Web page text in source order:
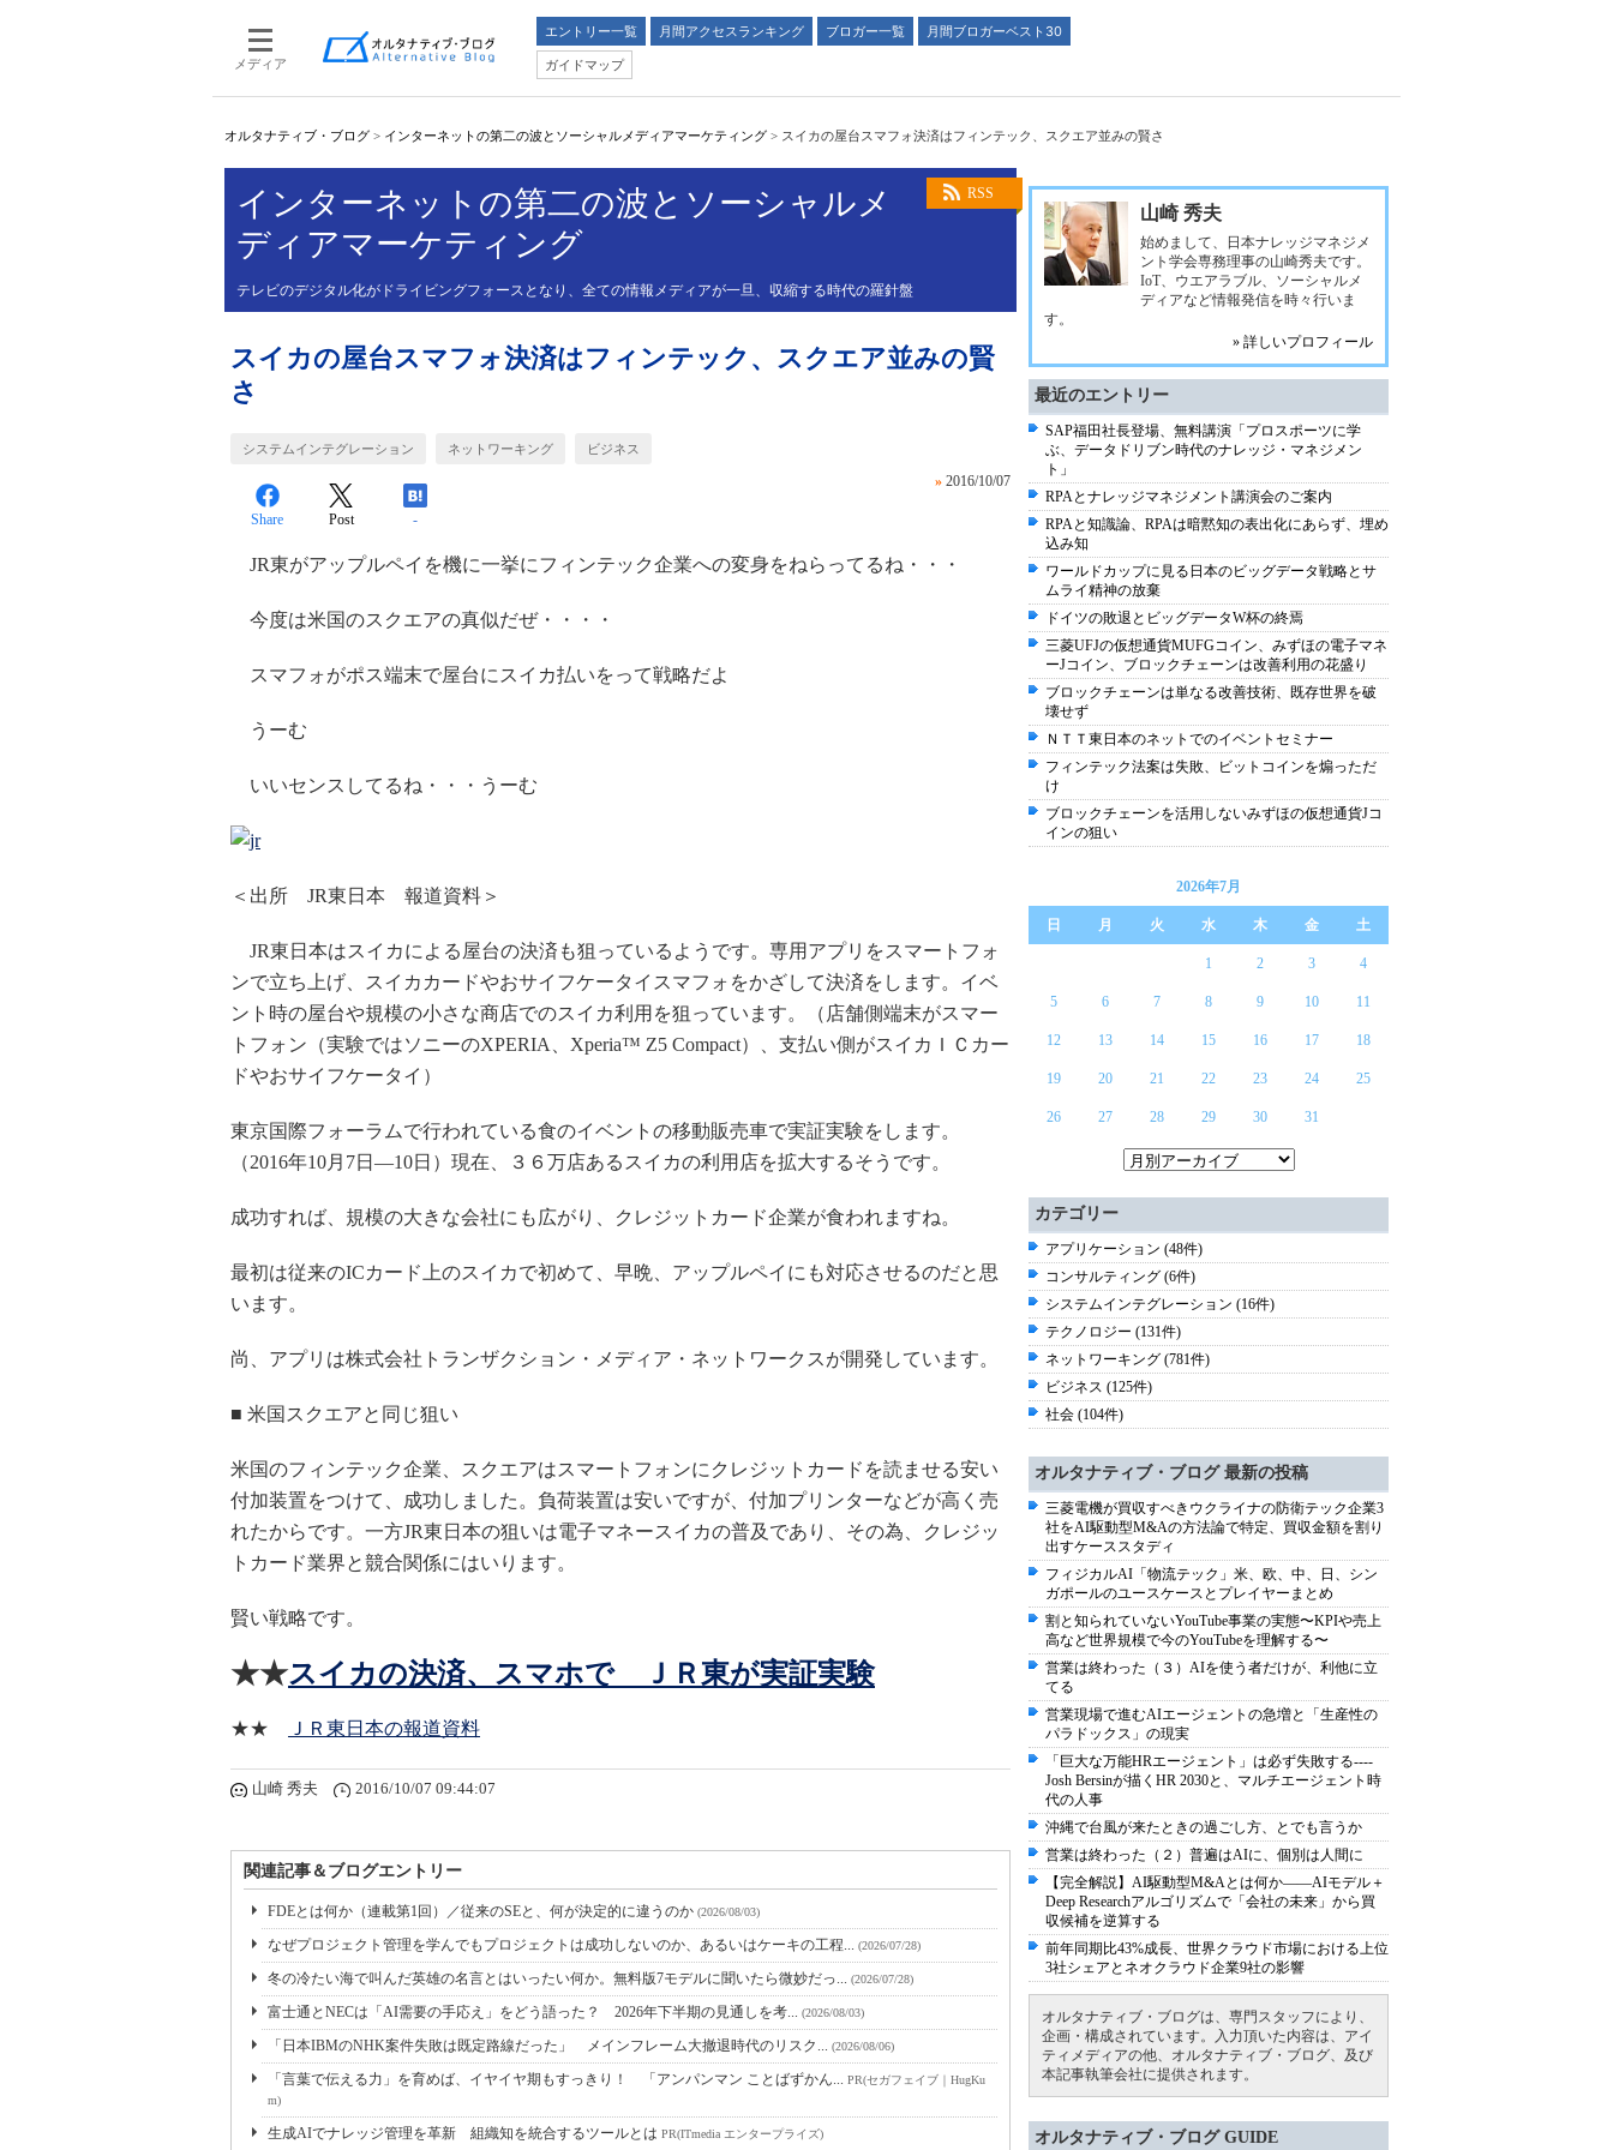
メディア
エントリー一覧 月間アクセスランキング ブロガー一覧
月間ブロガーベスト30
ガイドマップ
オルタナティブ・ブログ > インターネットの第二の波とソーシャルメディアマーケティング > スイカの屋台スマフォ決済はフィンテック、スクエア並みの賢さ
RSS
インターネットの第二の波とソーシャルメ
ディアマーケティング
テレビのデジタル化がドライビングフォースとなり、全ての情報メディアが一旦、収縮する時代の羅針盤
スイカの屋台スマフォ決済はフィンテック、スクエア並みの賢
さ
システムインテグレーション ネットワーキング ビジネス
» 2016/10/07
Share Post -
JR東がアップルペイを機に一挙にフィンテック企業への変身をねらってるね・・・
今度は米国のスクエアの真似だぜ・・・・
スマフォがポス端末で屋台にスイカ払いをって戦略だよ
うーむ
いいセンスしてるね・・・うーむ
＜出所 JR東日本 報道資料＞
JR東日本はスイカによる屋台の決済も狙っているようです。専用アプリをスマートフォ
ンで立ち上げ、スイカカードやおサイフケータイスマフォをかざして決済をします。イベ
ント時の屋台や規模の小さな商店でのスイカ利用を狙っています。（店舗側端末がスマー
トフォン（実験ではソニーのXPERIA、Xperia™ Z5 Compact）、支払い側がスイカＩＣカー
ドやおサイフケータイ）
東京国際フォーラムで行われている食のイベントの移動販売車で実証実験をします。
（2016年10月7日―10日）現在、３６万店あるスイカの利用店を拡大するそうです。
成功すれば、規模の大きな会社にも広がり、クレジットカード企業が食われますね。
最初は従来のICカード上のスイカで初めて、早晩、アップルペイにも対応させるのだと思
います。
尚、アプリは株式会社トランザクション・メディア・ネットワークスが開発しています。
■ 米国スクエアと同じ狙い
米国のフィンテック企業、スクエアはスマートフォンにクレジットカードを読ませる安い
付加装置をつけて、成功しました。負荷装置は安いですが、付加プリンターなどが高く売
れたからです。一方JR東日本の狙いは電子マネースイカの普及であり、その為、クレジッ
トカード業界と競合関係にはいります。
賢い戦略です。
★★スイカの決済、スマホで ＪＲ東が実証実験
★★ ＪＲ東日本の報道資料
山崎 秀夫 2016/10/07 09:44:07
関連記事＆ブログエントリー
FDEとは何か（連載第1回）／従来のSEと、何が決定的に違うのか (2026/08/03)
なぜプロジェクト管理を学んでもプロジェクトは成功しないのか、あるいはケーキの工程... (2026/07/28)
冬の冷たい海で叫んだ英雄の名言とはいったい何か。無料版7モデルに聞いたら微妙だっ... (2026/07/28)
富士通とNECは「AI需要の手応え」をどう語った？ 2026年下半期の見通しを考... (2026/08/03)
「日本IBMのNHK案件失敗は既定路線だった」 メインフレーム大撤退時代のリスク... (2026/08/06)
「言葉で伝える力」を育めば、イヤイヤ期もすっきり！ 「アンパンマン ことばずかん... PR(セガフェイブ｜HugKu
m)
生成AIでナレッジ管理を革新 組織知を統合するツールとは PR(ITmedia エンタープライズ)
山崎 秀夫
始めまして、日本ナレッジマネジメ
ント学会専務理事の山崎秀夫です。
IoT、ウエアラブル、ソーシャルメ
ディアなど情報発信を時々行いま
す。
» 詳しいプロフィール
最近のエントリー
SAP福田社長登場、無料講演「プロスポーツに学
ぶ、データドリブン時代のナレッジ・マネジメン
ト」
RPAとナレッジマネジメント講演会のご案内
RPAと知識論、RPAは暗黙知の表出化にあらず、埋め
込み知
ワールドカップに見る日本のビッグデータ戦略とサ
ムライ精神の放棄
ドイツの敗退とビッグデータW杯の終焉
三菱UFJの仮想通貨MUFGコイン、みずほの電子マネ
ーJコイン、ブロックチェーンは改善利用の花盛り
ブロックチェーンは単なる改善技術、既存世界を破
壊せず
ＮＴＴ東日本のネットでのイベントセミナー
フィンテック法案は失敗、ビットコインを煽っただ
け
ブロックチェーンを活用しないみずほの仮想通貨Jコ
インの狙い
2026年7月
日 月 火 水 木 金 土
1 2 3 4
5 6 7 8 9 10 11
12 13 14 15 16 17 18
19 20 21 22 23 24 25
26 27 28 29 30 31
カテゴリー
アプリケーション (48件)
コンサルティング (6件)
システムインテグレーション (16件)
テクノロジー (131件)
ネットワーキング (781件)
ビジネス (125件)
社会 (104件)
オルタナティブ・ブログ 最新の投稿
三菱電機が買収すべきウクライナの防衛テック企業3
社をAI駆動型M&Aの方法論で特定、買収金額を割り
出すケーススタディ
フィジカルAI「物流テック」米、欧、中、日、シン
ガポールのユースケースとプレイヤーまとめ
割と知られていないYouTube事業の実態〜KPIや売上
高など世界規模で今のYouTubeを理解する〜
営業は終わった（３）AIを使う者だけが、利他に立
てる
営業現場で進むAIエージェントの急増と「生産性の
パラドックス」の現実
「巨大な万能HRエージェント」は必ず失敗する----
Josh Bersinが描くHR 2030と、マルチエージェント時
代の人事
沖縄で台風が来たときの過ごし方、とでも言うか
営業は終わった（２）普遍はAIに、個別は人間に
【完全解説】AI駆動型M&Aとは何か――AIモデル＋
Deep Researchアルゴリズムで「会社の未来」から買
収候補を逆算する
前年同期比43%成長、世界クラウド市場における上位
3社シェアとネオクラウド企業9社の影響
オルタナティブ・ブログは、専門スタッフにより、
企画・構成されています。入力頂いた内容は、アイ
ティメディアの他、オルタナティブ・ブログ、及び
本記事執筆会社に提供されます。
オルタナティブ・ブログ GUIDE